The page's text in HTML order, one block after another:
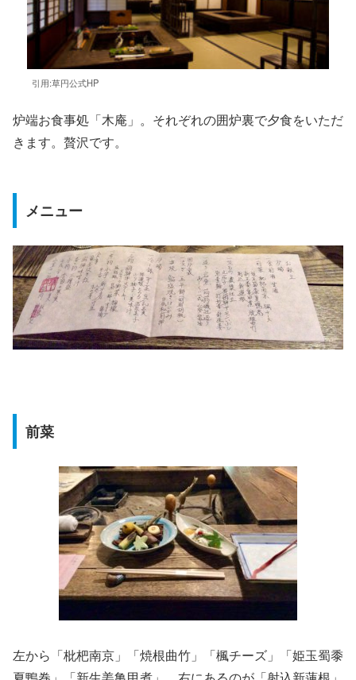
引用:草円公式HP
炉端お食事処「木庵」。それぞれの囲炉裏で夕食をいただ
きます。贅沢です。
メニュー
前菜
左から「枇杷南京」「焼根曲竹」「楓チーズ」「姫玉蜀黍